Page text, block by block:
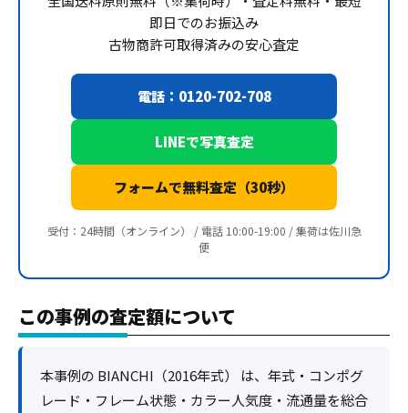
即日でのお振込み
古物商許可取得済みの安心査定
電話：0120-702-708
LINEで写真査定
フォームで無料査定（30秒）
受付：24時間（オンライン） / 電話 10:00-19:00 / 集荷は佐川急
便
この事例の査定額について
本事例の BIANCHI（2016年式） は、年式・コンポグ
レード・フレーム状態・カラー人気度・流通量を総合